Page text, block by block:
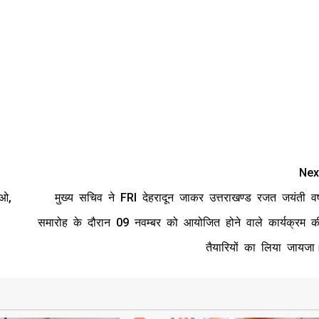
मुख्य सचिव ने FRI देहरादून जाकर उत्तराखण्ड रजत जयंती
समारोह के दौरान 09 नवम्बर को आयोजित होने वाले कार्यक्रम
तैयारियों का लिया जायजा।